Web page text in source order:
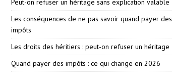
Peut-on refuser un héritage sans explication valable
Les conséquences de ne pas savoir quand payer des
impôts
Les droits des héritiers : peut-on refuser un héritage
Quand payer des impôts : ce qui change en 2026